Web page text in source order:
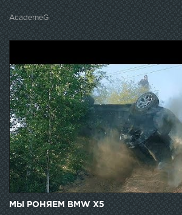
AcademeG
МЫ РОНЯЕМ BMW X5